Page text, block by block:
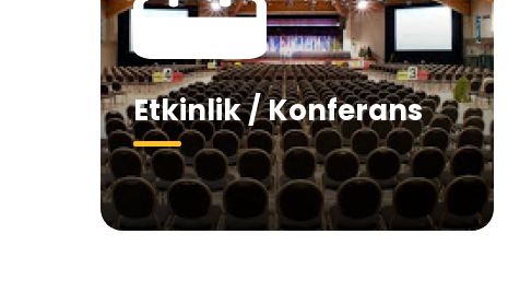
Etkinlik / Konferans